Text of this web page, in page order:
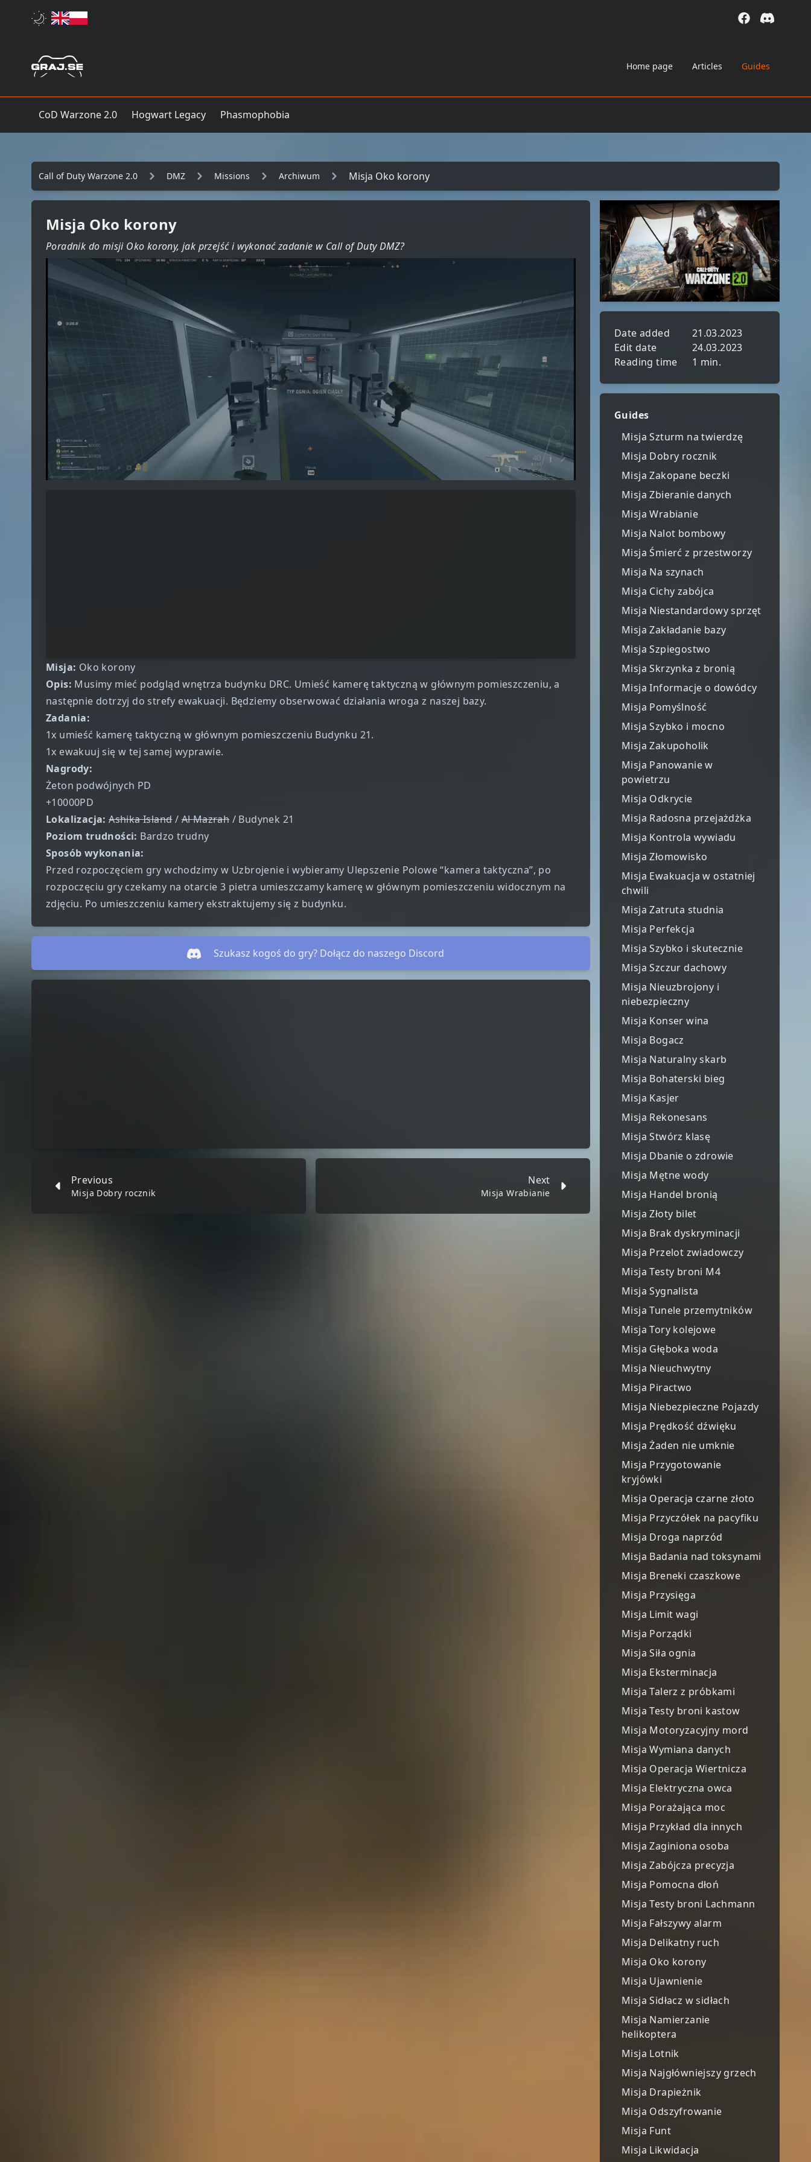
Home page Articles Guides
CoD Warzone 2.0 Hogwart Legacy Phasmophobia
Call of Duty Warzone 2.0 DMZ Missions Archiwum Misja Oko korony
Misja Oko korony
Poradnik do misji Oko korony, jak przejść i wykonać zadanie w Call of Duty DMZ?
Misja: Oko korony
Opis: Musimy mieć podgląd wnętrza budynku DRC. Umieść kamerę taktyczną w głównym pomieszczeniu, a
następnie dotrzyj do strefy ewakuacji. Będziemy obserwować działania wroga z naszej bazy.
Zadania:
1x umieść kamerę taktyczną w głównym pomieszczeniu Budynku 21.
1x ewakuuj się w tej samej wyprawie.
Nagrody:
Żeton podwójnych PD
+10000PD
Lokalizacja:Ashika Island/Al Mazrah/ Budynek 21
Poziom trudności: Bardzo trudny
Sposób wykonania:
Przed rozpoczęciem gry wchodzimy w Uzbrojenie i wybieramy Ulepszenie Polowe “kamera taktyczna”, po
rozpoczęciu gry czekamy na otarcie 3 pietra umieszczamy kamerę w głównym pomieszczeniu widocznym na
zdjęciu. Po umieszczeniu kamery ekstraktujemy się z budynku.
Szukasz kogoś do gry? Dołącz do naszego Discord
Previous
Misja Dobry rocznik
Next
Misja Wrabianie
Date added
21.03.2023
Edit date
24.03.2023
Reading time
1 min.
Guides
Misja Szturm na twierdzę
Misja Dobry rocznik
Misja Zakopane beczki
Misja Zbieranie danych
Misja Wrabianie
Misja Nalot bombowy
Misja Śmierć z przestworzy
Misja Na szynach
Misja Cichy zabójca
Misja Niestandardowy sprzęt
Misja Zakładanie bazy
Misja Szpiegostwo
Misja Skrzynka z bronią
Misja Informacje o dowódcy
Misja Pomyślność
Misja Szybko i mocno
Misja Zakupoholik
Misja Panowanie w
powietrzu
Misja Odkrycie
Misja Radosna przejażdżka
Misja Kontrola wywiadu
Misja Złomowisko
Misja Ewakuacja w ostatniej
chwili
Misja Zatruta studnia
Misja Perfekcja
Misja Szybko i skutecznie
Misja Szczur dachowy
Misja Nieuzbrojony i
niebezpieczny
Misja Konser wina
Misja Bogacz
Misja Naturalny skarb
Misja Bohaterski bieg
Misja Kasjer
Misja Rekonesans
Misja Stwórz klasę
Misja Dbanie o zdrowie
Misja Mętne wody
Misja Handel bronią
Misja Złoty bilet
Misja Brak dyskryminacji
Misja Przelot zwiadowczy
Misja Testy broni M4
Misja Sygnalista
Misja Tunele przemytników
Misja Tory kolejowe
Misja Głęboka woda
Misja Nieuchwytny
Misja Piractwo
Misja Niebezpieczne Pojazdy
Misja Prędkość dźwięku
Misja Żaden nie umknie
Misja Przygotowanie
kryjówki
Misja Operacja czarne złoto
Misja Przyczółek na pacyfiku
Misja Droga naprzód
Misja Badania nad toksynami
Misja Breneki czaszkowe
Misja Przysięga
Misja Limit wagi
Misja Porządki
Misja Siła ognia
Misja Eksterminacja
Misja Talerz z próbkami
Misja Testy broni kastow
Misja Motoryzacyjny mord
Misja Wymiana danych
Misja Operacja Wiertnicza
Misja Elektryczna owca
Misja Porażająca moc
Misja Przykład dla innych
Misja Zaginiona osoba
Misja Zabójcza precyzja
Misja Pomocna dłoń
Misja Testy broni Lachmann
Misja Fałszywy alarm
Misja Delikatny ruch
Misja Oko korony
Misja Ujawnienie
Misja Sidłacz w sidłach
Misja Namierzanie
helikoptera
Misja Lotnik
Misja Najgłówniejszy grzech
Misja Drapieżnik
Misja Odszyfrowanie
Misja Funt
Misja Likwidacja